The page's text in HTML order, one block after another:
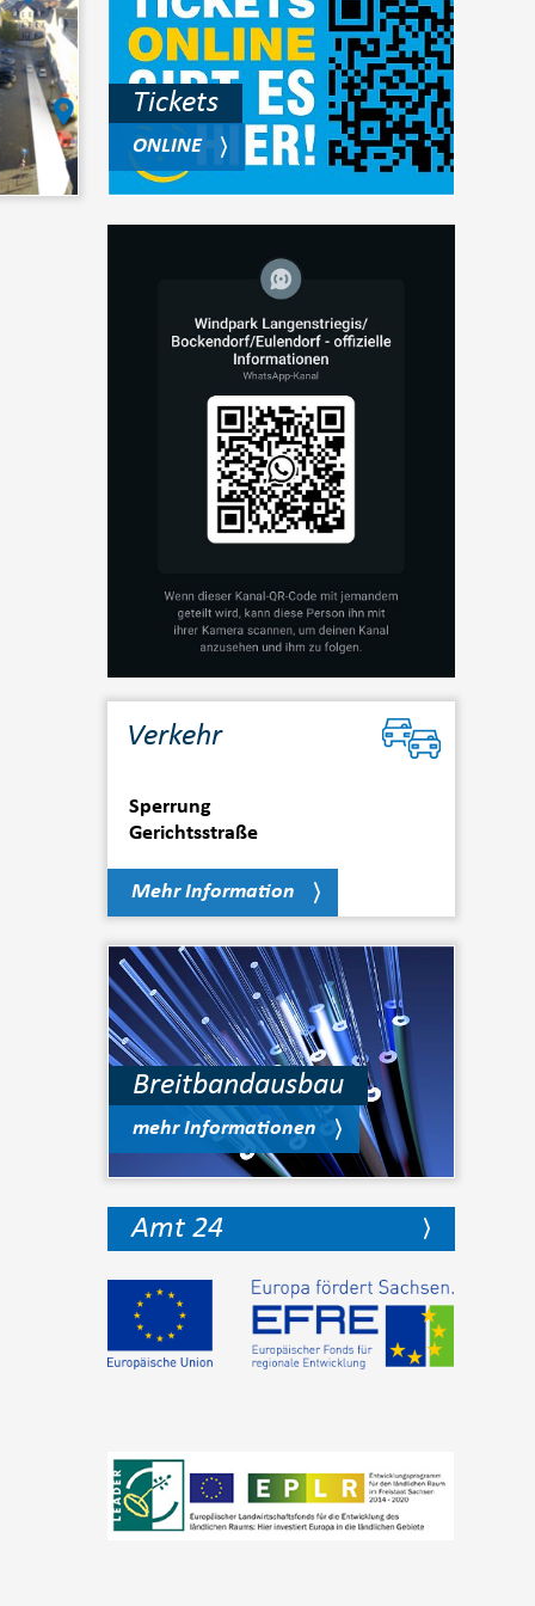
Tickets
ONLINE
Verkehr
Sperrung
Gerichtsstraße
Mehr Information
Breitbandausbau
mehr Informationen
Amt 24